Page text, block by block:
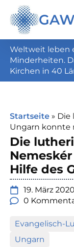
GAW
Weltweit leben
Minderheiten.
Kirchen in 40
Startseite » Die
Ungarn konnte
Die
Hilfe des
19. März 2020
0
Evangelisch-
Ungarn